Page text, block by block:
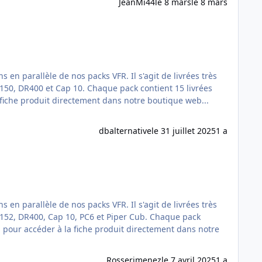
JeanMi44le 8 mars le 8 mars
packs VFR. Il s'agit de livrées très
pack contient 15 livrées
dbalternativele 31 juillet 20251 a
packs VFR. Il s'agit de livrées très
Cap 10, PC6 et Piper Cub. Chaque pack
Rosserimenezle 7 avril 20251 a